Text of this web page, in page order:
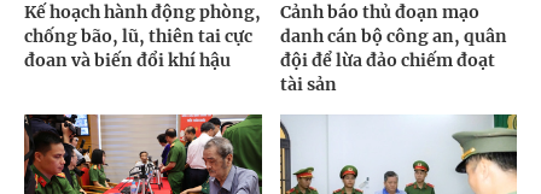
Kế hoạch hành động phòng,
chống bão, lũ, thiên tai cực
đoan và biến đổi khí hậu
Cảnh báo thủ đoạn mạo
danh cán bộ công an, quân
đội để lừa đảo chiếm đoạt
tài sản